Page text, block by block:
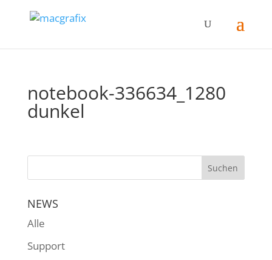
notebook-336634_1280
dunkel
NEWS
Alle
Support